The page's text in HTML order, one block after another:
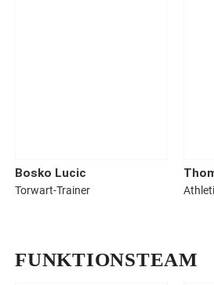
Bosko Lucic
Torwart-Trainer
FUNKTIONSTEAM